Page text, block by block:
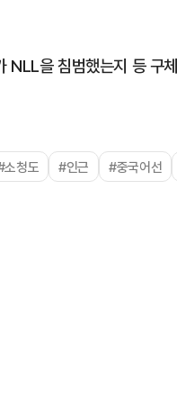
NLL을 침범했는지 등 구
소청도 #인근 #중국어선